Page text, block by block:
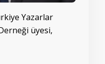
Yazarlar
üyesi,